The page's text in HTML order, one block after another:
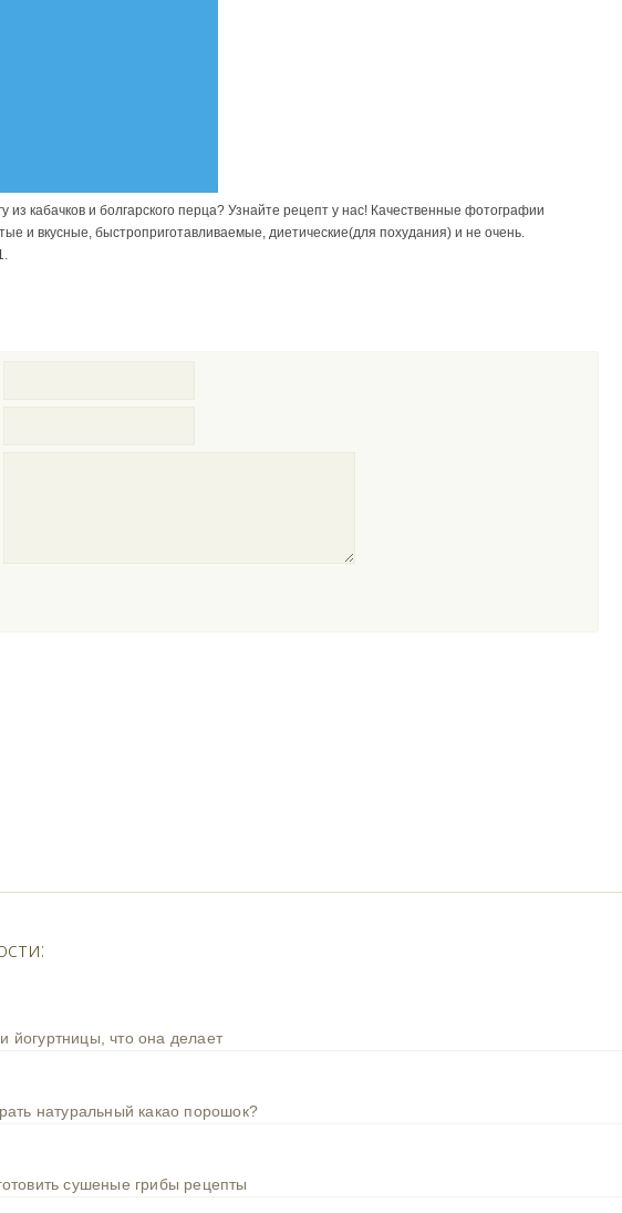
из кабачков и болгарского перца? Узнайте рецепт у нас! Качественные фотографии
и вкусные, быстроприготавливаемые, диетические(для похудания) и не очень.
.
йогуртницы, что она делает
натуральный какао порошок?
сушеные грибы рецепты